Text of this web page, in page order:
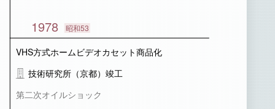
1978 昭和53
VHS方式ホームビデオカセット商品化
技術研究所（京都）竣工
第二次オイルショック